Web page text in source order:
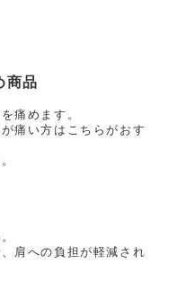
商品
痛めます。
痛い方はこちらがおす
肩への負担が軽減され